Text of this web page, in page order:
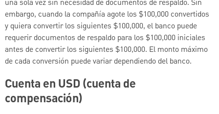
una sola vez sin necesidad de documentos de respaldo. Sin
embargo, cuando la compañía agote los $100,000 convertidos
y quiera convertir los siguientes $100,000, el banco puede
requerir documentos de respaldo para los $100,000 iniciales
antes de convertir los siguientes $100,000. El monto máximo
de cada conversión puede variar dependiendo del banco.
Cuenta en USD (cuenta de
compensación)